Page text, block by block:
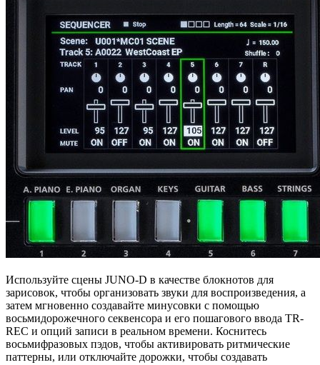
Используйте сцены JUNO-D в качестве блокнотов для
зарисовок, чтобы организовать звуки для воспроизведения, а
затем мгновенно создавайте минусовки с помощью
восьмидорожечного секвенсора и его пошагового ввода TR-
REC и опций записи в реальном времени. Коснитесь
восьмифразовых пэдов, чтобы активировать ритмические
паттерны, или отключайте дорожки, чтобы создавать